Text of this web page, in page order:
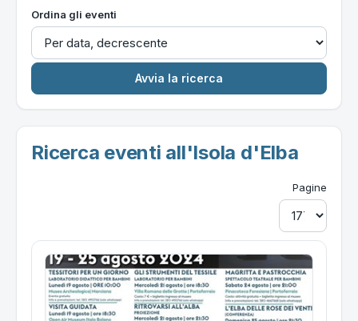
Ordina gli eventi
Ricerca eventi all'Isola d'Elba
Pagine